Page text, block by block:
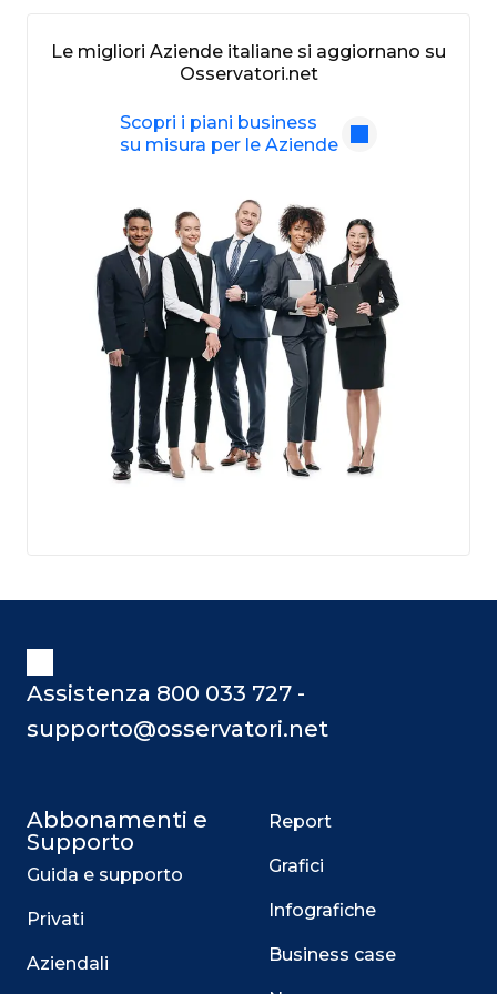
Le migliori Aziende italiane si aggiornano su
Osservatori.net
Scopri i piani business
su misura per le Aziende
Assistenza 800 033 727 -
supporto@osservatori.net
Abbonamenti e
Supporto
Guida e supporto
Privati
Aziendali
Report
Grafici
Infografiche
Business case